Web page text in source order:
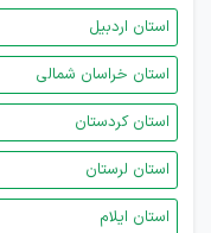
استان اردبیل
استان خراسان شمالی
استان کردستان
استان لرستان
استان ایلام